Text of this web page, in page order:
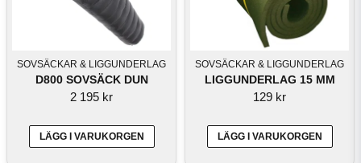
SOVSÄCKAR & LIGGUNDERLAG
D800 SOVSÄCK DUN
2 195 kr
LÄGG I VARUKORGEN
SOVSÄCKAR & LIGGUNDERLAG
LIGGUNDERLAG 15 MM
129 kr
LÄGG I VARUKORGEN